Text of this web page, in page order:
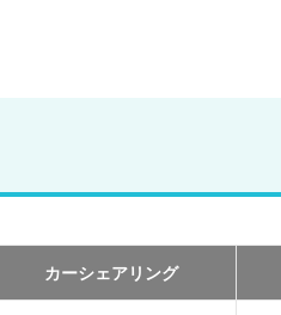
カーシェアリング